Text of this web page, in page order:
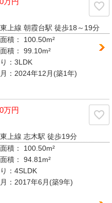
上線 朝霞台駅徒歩18～19分
積： 100.50m²
積：99.10m²
：3LDK
：2024年12月(築1年)
万円
上線 志木駅徒歩19分
積： 100.50m²
積：94.81m²
：4SLDK
：2017年6月(築9年)